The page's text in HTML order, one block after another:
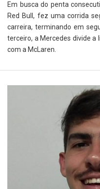
Em busca do penta
Red Bull, fez uma corrida
carreira, terminando em
terceiro, a Mercedes divide a
com a McLaren.